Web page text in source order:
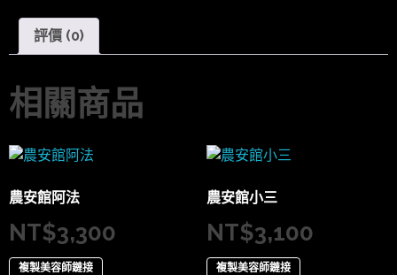
評價 (0)
相關商品
農安館阿法
NT$3,300
複製美容師鏈接
農安館小三
NT$3,100
複製美容師鏈接